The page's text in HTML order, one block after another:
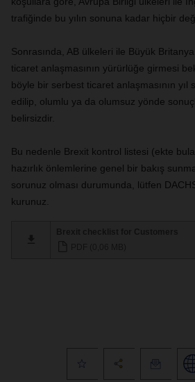
trafiğinde bu yılın sonuna kadar hiçbir
Sonrasında, AB ülkeleri ile Büyük
ticaret anlaşmasının yürürlüğe girmesi
böyle bir serbest ticaret anlaşmasının
edilip, olumlu ya da olumsuz yönde
belirsizdir.
Bu nedenle Brexit kontrol listesi (ekte
hazırlık önlemlerine genel bir bakış
sorunuz olması durumunda, lütfen
kurunuz.